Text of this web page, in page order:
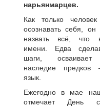
нарьянмарцев.
Как только человек
осознавать себя, он
назвать всё, что
имени. Едва
шаги, осваивает
наследие предков
язык.
Ежегодно в мае
отмечает День